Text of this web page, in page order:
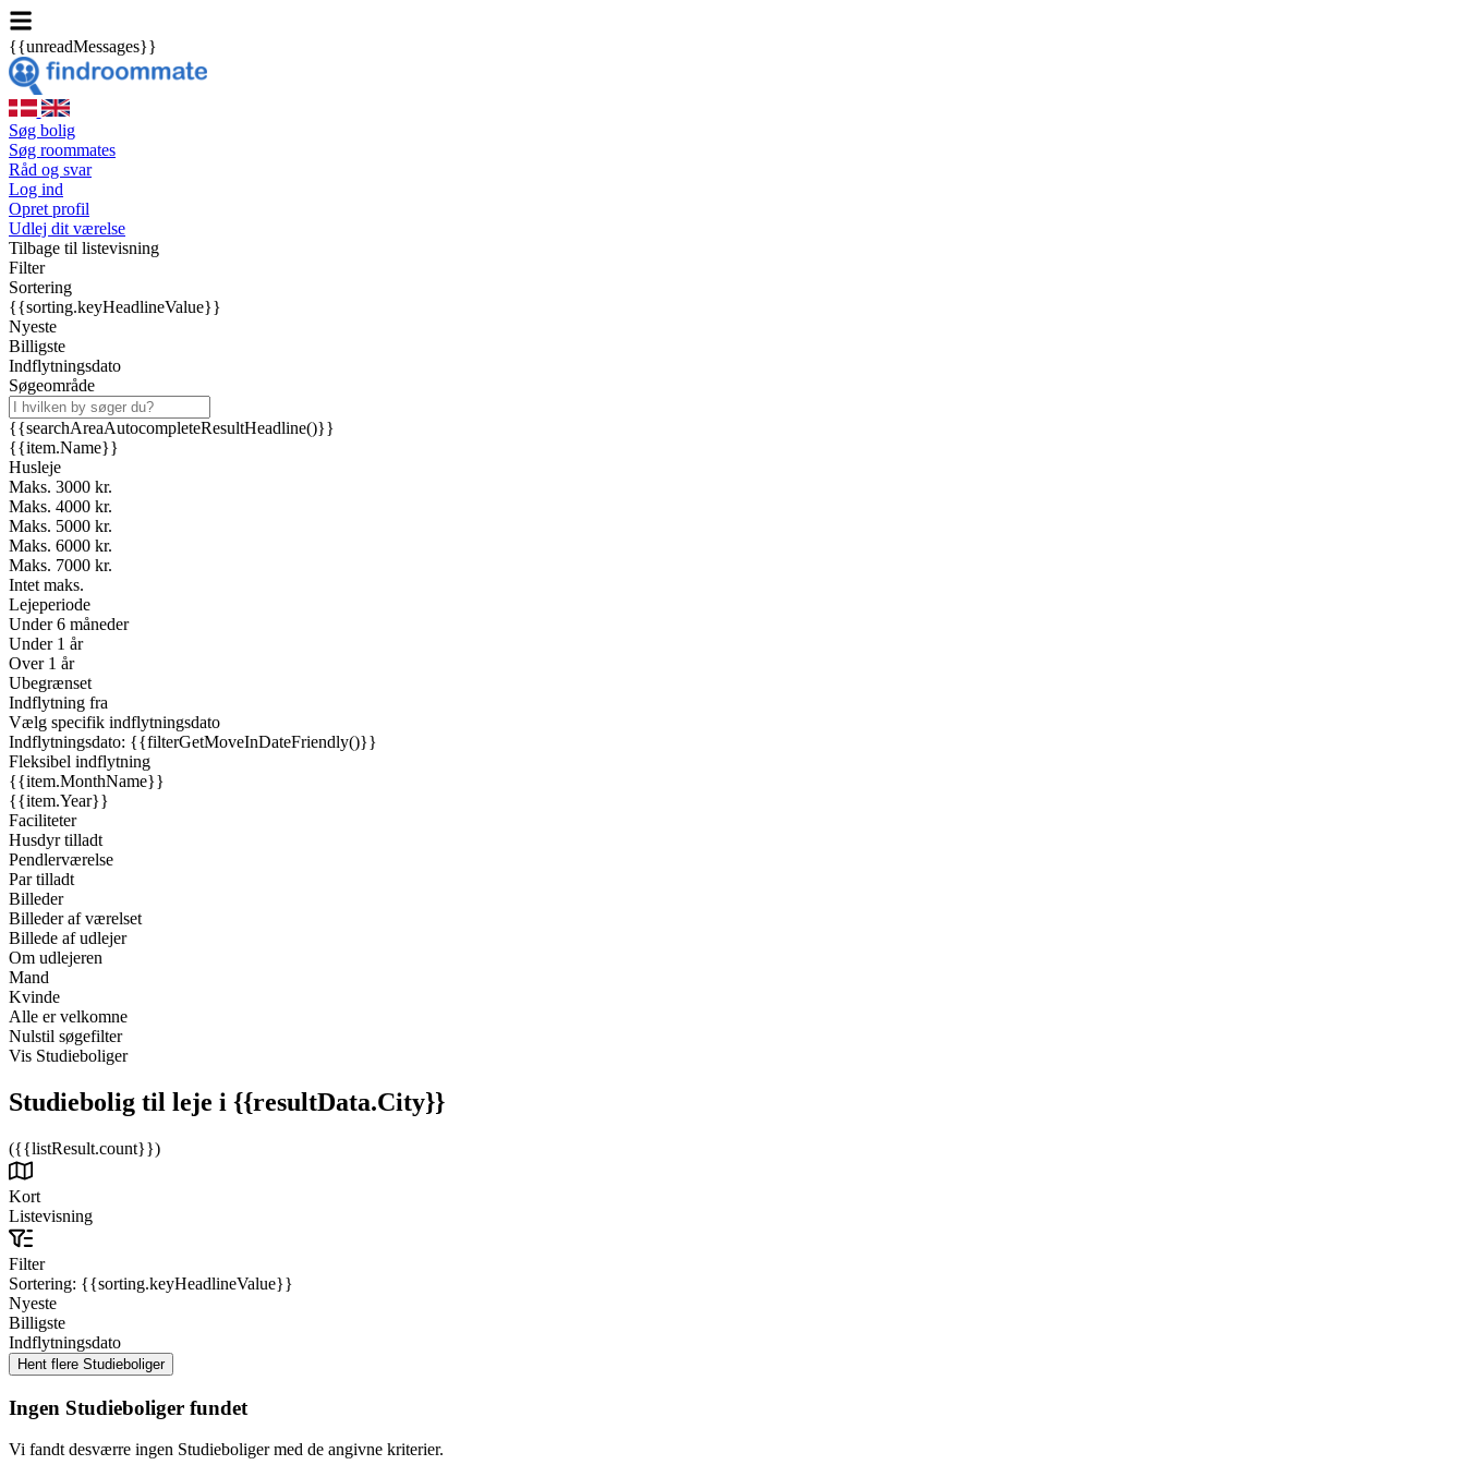
{{unreadMessages}}
Søg bolig
Søg roommates
Råd og svar
Log ind
Opret profil
Udlej dit værelse
Tilbage til listevisning
Filter
Sortering
{{sorting.keyHeadlineValue}}
Nyeste
Billigste
Indflytningsdato
Søgeområde
{{searchAreaAutocompleteResultHeadline()}}
{{item.Name}}
Husleje
Maks. 3000 kr.
Maks. 4000 kr.
Maks. 5000 kr.
Maks. 6000 kr.
Maks. 7000 kr.
Intet maks.
Lejeperiode
Under 6 måneder
Under 1 år
Over 1 år
Ubegrænset
Indflytning fra
Vælg specifik indflytningsdato
Indflytningsdato: {{filterGetMoveInDateFriendly()}}
Fleksibel indflytning
{{item.MonthName}}
{{item.Year}}
Faciliteter
Husdyr tilladt
Pendlerværelse
Par tilladt
Billeder
Billeder af værelset
Billede af udlejer
Om udlejeren
Mand
Kvinde
Alle er velkomne
Nulstil søgefilter
Vis Studieboliger
Studiebolig til leje i {{resultData.City}}
({{listResult.count}})
Kort
Listevisning
Filter
Sortering: {{sorting.keyHeadlineValue}}
Nyeste
Billigste
Indflytningsdato
Ingen Studieboliger fundet
Vi fandt desværre ingen Studieboliger med de angivne kriterier.